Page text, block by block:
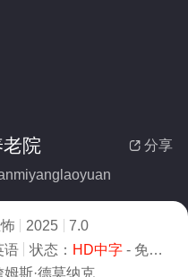
 分享
院
2025
7.0
语 状态： HD中字- 免费在线观看
姆斯·德莫纳克